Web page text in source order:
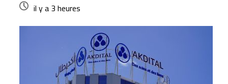
il y a 3 heures